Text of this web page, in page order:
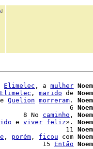
]
Elimelec , a mulher
Elimelec , marido de
e Quelion morreram .
6
8 No caminho ,
e viver feliz».
11
, porém , ficou com
15 Então